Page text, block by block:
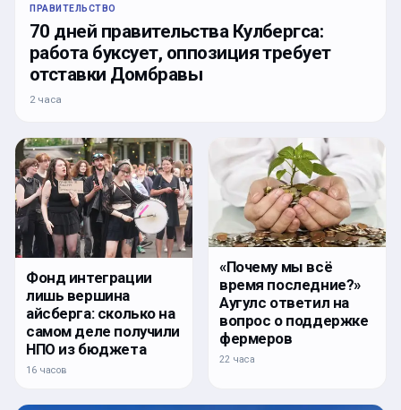
ПРАВИТЕЛЬСТВО
70 дней правительства Кулбергса:
работа буксует, оппозиция требует
отставки Домбравы
2 часа
Фонд интеграции
лишь вершина
айсберга: сколько на
самом деле получили
НПО из бюджета
16 часов
«Почему мы всё
время последние?»
Аугулс ответил на
вопрос о поддержке
фермеров
22 часа